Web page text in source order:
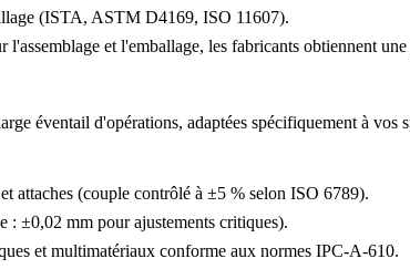
(ISTA, ASTM D4169, ISO 11607).
et l'emballage, les fabricants obtiennent
éventail d'opérations, adaptées spécifiquement à vos
attaches (couple contrôlé à ±5 % selon ISO 6789).
: ±0,02 mm pour ajustements critiques).
et multimatériaux conforme aux normes IPC-A-610.